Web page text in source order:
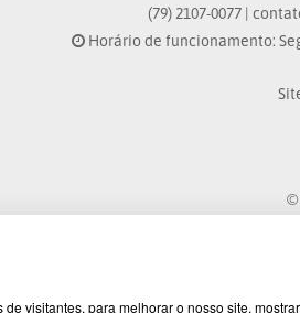
(79) 2107-0077 |
Horário de funcionamento:
©
visitantes, para melhorar o nosso site,